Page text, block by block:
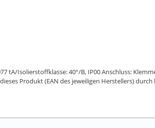
tA/Isolierstoffklasse: 40°/B, IP00 Anschluss:
Produkt (EAN des jeweiligen Herstellers)